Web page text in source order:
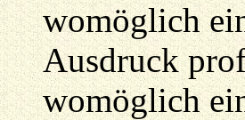
womöglich
Ausdruck
womöglich